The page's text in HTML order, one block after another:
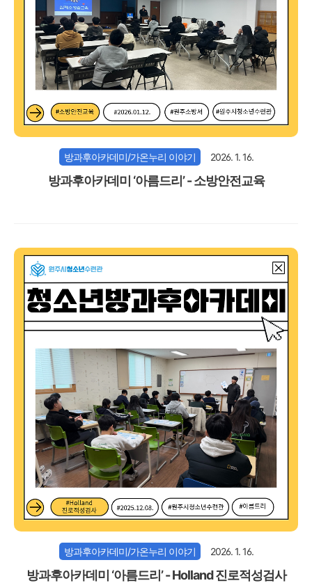
방과후아카데미/가온누리 이야기 2026. 1. 16.
방과후아카데미 ‘아름드리’ - 소방안전교육
방과후아카데미/가온누리 이야기 2026. 1. 16.
방과후아카데미 ‘아름드리’ - Holland 진로적성검사